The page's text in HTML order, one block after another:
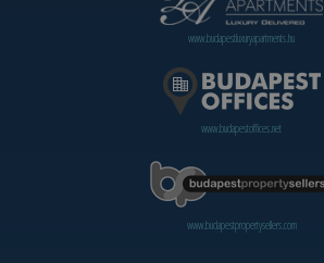
www.budapestluxuryapartments.hu
www.budapestoffices.net
www.budapestpropertysellers.com